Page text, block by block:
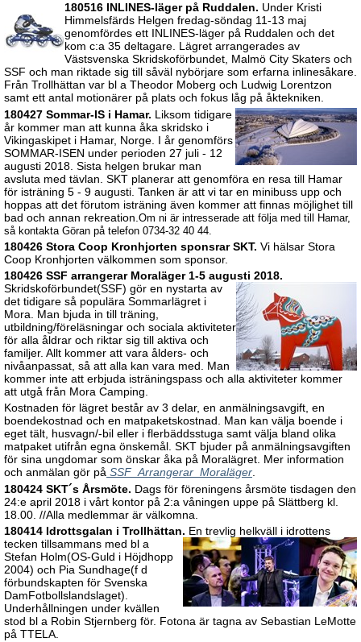
180516 INLINES-läger på Ruddalen. Under Kristi
Himmelsfärds Helgen fredag-söndag 11-13 maj
genomfördes ett INLINES-läger på Ruddalen och det
kom c:a 35 deltagare. Lägret arrangerades av
Västsvenska Skridskoförbundet, Malmö City Skaters och
SSF och man riktade sig till såväl nybörjare som erfarna inlinesåkare.
Från Trollhättan var bl a Theodor Moberg och Ludwig Lorentzon
samt ett antal motionärer på plats och fokus låg på åktekniken.
180427 Sommar-IS i Hamar. Liksom tidigare
år kommer man att kunna åka skridsko i
Vikingaskipet i Hamar, Norge. I år genomförs
SOMMAR-ISEN under perioden 27 juli - 12
augusti 2018. Sista helgen brukar man
avsluta med tävlan. SKT planerar att genomföra en resa till Hamar
för isträning 5 - 9 augusti. Tanken är att vi tar en minibuss upp och
hoppas att det förutom isträning även kommer att finnas möjlighet till
bad och annan rekreation. Om ni är intresserade att följa med till Hamar,
så kontakta Göran på telefon 0734-32 40 44.
180426 Stora Coop Kronhjorten sponsrar SKT. Vi hälsar Stora
Coop Kronhjorten välkommen som sponsor.
180426 SSF arrangerar Moraläger 1-5 augusti 2018.
Skridskoförbundet(SSF) gör en nystarta av
det tidigare så populära Sommarlägret i
Mora. Man bjuda in till träning,
utbildning/föreläsningar och sociala aktiviteter
för alla åldrar och riktar sig till aktiva och
familjer. Allt kommer att vara ålders- och
nivåanpassat, så att alla kan vara med. Man
kommer inte att erbjuda isträningspass och alla aktiviteter kommer
att utgå från Mora Camping.
Kostnaden för lägret består av 3 delar, en anmälningsavgift, en
boendekostnad och en matpaketskostnad. Man kan välja boende i
eget tält, husvagn/-bil eller i flerbäddsstuga samt välja bland olika
matpaket utifrån egna önskemål. SKT bjuder på anmälningsavgiften
för sina ungdomar som önskar åka på Moralägret. Mer information
och anmälan gör på SSF_Arrangerar_Moraläger.
180424 SKT´s Årsmöte. Dags för föreningens årsmöte tisdagen den
24:e april 2018 i vårt kontor på 2:a våningen uppe på Slättberg kl.
18.00. //Alla medlemmar är välkomna.
180414 Idrottsgalan i Trollhättan. En trevlig helkväll i idrottens
tecken tillsammans med bl a
Stefan Holm(OS-Guld i Höjdhopp
2004) och Pia Sundhage(f d
förbundskapten för Svenska
DamFotbollslandslaget).
Underhållningen under kvällen
stod bl a Robin Stjernberg för. Fotona är tagna av Sebastian LeMotte
på TTELA.